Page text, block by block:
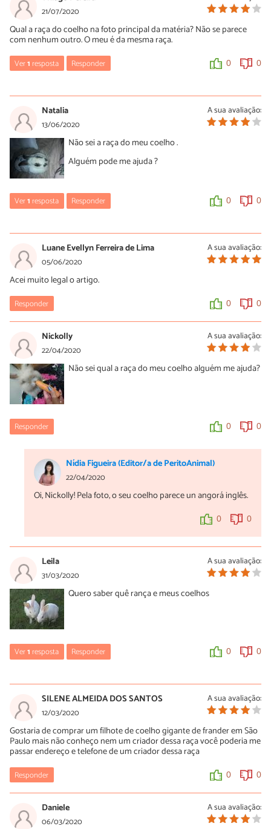
Parece um Spot
21/07/2020
Qual a raça do coelho na foto principal da matéria? Não se parece
com nenhum outro. O meu é da mesma raça.
Ver1resposta Responder 0 0
05/03/2024
Coelho Hotot
A sua avaliação:
Natalia
13/06/2020
Não sei a raça do meu coelho .
Alguém pode me ajuda ?
Ver1resposta Responder 0 0
15/07/2020
Borboleta gigante
A sua avaliação:
Luane Evellyn Ferreira de Lima
05/06/2020
Acei muito legal o artigo.
Responder 0 0
A sua avaliação:
Nickolly
22/04/2020
Não sei qual a raça do meu coelho alguém me ajuda?
Responder 0 0
Nídia Figueira (Editor/a de PeritoAnimal)
22/04/2020
Oi, Nickolly! Pela foto, o seu coelho parece un angorá inglês.
0 0
A sua avaliação:
Leila
31/03/2020
Quero saber quê rança e meus coelhos
Ver1resposta Responder 0 0
02/08/2021
Nova zelândia é o nome desta raça de coelhos
0 0
A sua avaliação:
SILENE ALMEIDA DOS SANTOS
12/03/2020
Gostaria de comprar um filhote de coelho gigante de frander em São
Paulo mais não conheço nem um criador dessa raça você poderia me
passar endereço e telefone de um criador dessa raça
Responder 0 0
A sua avaliação:
Daniele
06/03/2020